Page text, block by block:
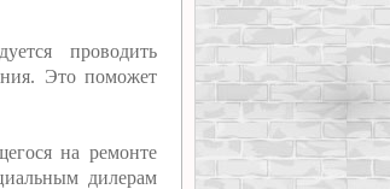
проводить
Это поможет
на ремонте
дилерам